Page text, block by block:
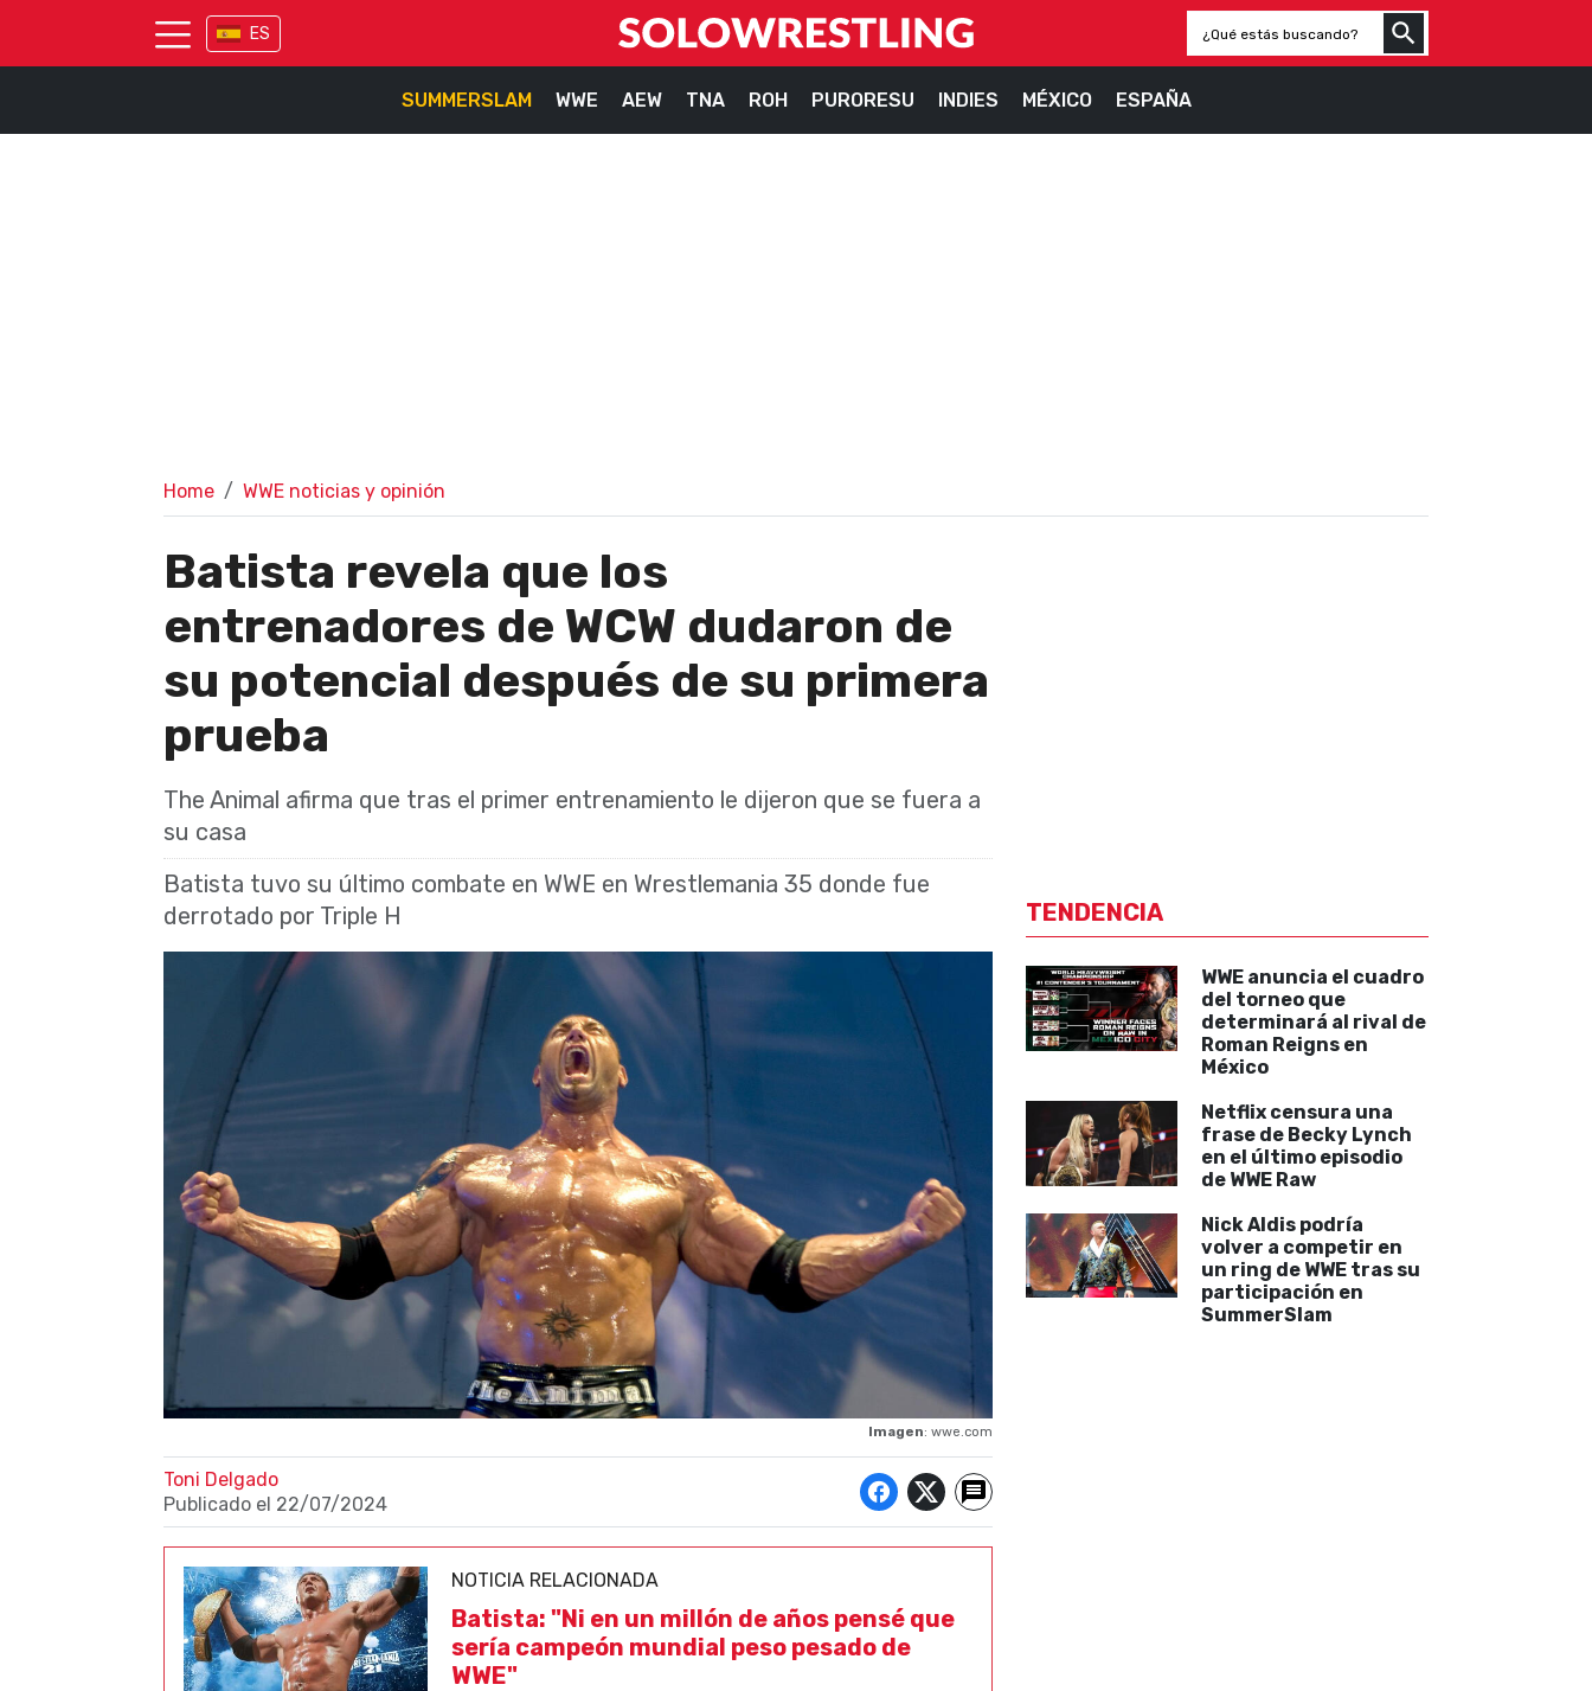
ES
SUMMERSLAM WWE AEW TNA ROH PURORESU INDIES MÉXICO ESPAÑA
Home WWE noticias y opinión
Batista revela que los
entrenadores de WCW dudaron de
su potencial después de su primera
prueba
The Animal afirma que tras el primer entrenamiento le dijeron que se fuera a
su casa
Batista tuvo su último combate en WWE en Wrestlemania 35 donde fue
derrotado por Triple H
Imagen: wwe.com
Toni Delgado
Publicado el 22/07/2024
NOTICIA RELACIONADA
Batista: "Ni en un millón de años pensé que
sería campeón mundial peso pesado de
WWE"
TENDENCIA
WWE anuncia el cuadro
del torneo que
determinará al rival de
Roman Reigns en
México
Netflix censura una
frase de Becky Lynch
en el último episodio
de WWE Raw
Nick Aldis podría
volver a competir en
un ring de WWE tras su
participación en
SummerSlam